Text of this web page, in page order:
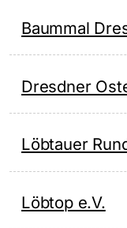
Baummal
Dresdner
Löbtauer
Löbtop e.V.